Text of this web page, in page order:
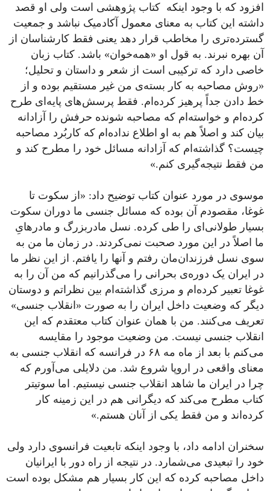
افزود که با وجود اینکه کتاب پژوهشی است ولی او قصد
داشته این کتاب به معنای معمول آکادمیک نباشد و جمعیت
گسترده‌تری را مخاطب قرار دهد یعنی فقط کارشناسان از
آن بهره نبرند. به قول او «همه‌خوان» باشد. کتاب زبان
خاصی دارد که ترکیبی است از شعر و داستان و تحلیل؛
«روش مصاحبه به کار بسته‌ی من غیر مستقیم بوده و از
خط دادن جداً پرهیز کرده‌ام. فقط پرسش‌های پایه‌ای طرح
کرده‌ام و خواسته‌ام که مصاحبه شونده حرفش را آزادانه
بیان کند و اصلاً هم به او اطلاع نداده‌ام که کاربُرد مصاحبه
چیست؟ گذاشته‌ام که آزادانه مسائل خود را مطرح کند و
من فقط نتیجه‌گیری کنم.»
موسوی در مورد عنوان کتاب توضیح داد: «از سکوت تا
غوغا، مقصودم آن بوده که مسائل جنسی ما دوران سکوت
بسیار طولانی‌ای را طی کرده. نسل مادربزرگ و مادرهایِ
ما اصلاً در این مورد صحبت نمی‌کردند. در زمان ما من به
سوی نسل فرزندان‌مان رفتم و آنها را یافتم. از این نظر ما
در ایران یک دوره‌ی بحرانی را می‌گذرانیم که من آن را به
غوغا تعبیر کرده‌ام و مرزی گذاشته‌ام بین نظراتم و دوستان
دیگر که وضعیت داخل ایران را به صورت «انقلاب جنسی»
تعریف می‌کنند. من با همان عنوان کتاب معتقدم که این
انقلاب جنسی نیست. من وضعیت موجود را مقایسه
می‌کنم با بعد از ماه مه ۶۸ در فرانسه که انقلاب جنسی به
معنای واقعی در اروپا شروع شد. من دلایلی می‌آورم که
چرا در ایران ما شاهد انقلاب جنسی نیستیم. اما سوتیتر
کتاب مطرح می‌کند که دیگرانی هم در این زمینه کار
کرده‌اند و من فقط یکی از آنان هستم.»
سخنران ادامه داد، با وجود اینکه تابعیت فرانسوی دارد ولی
خود را تبعیدی می‌شمارد. در نتیجه از راه دور با ایرانیان
داخل مصاحبه کرده که این کار بسیار هم مشکل بوده است